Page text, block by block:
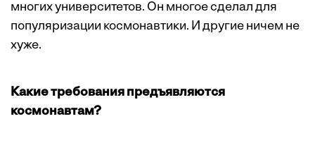
многих университетов. Он многое сделал для
популяризации космонавтики. И другие ничем не
хуже.
Какие требования предъявляются
космонавтам?